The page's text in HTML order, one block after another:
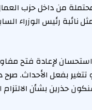
من داخل حزب
رئيس الوزراء السابقة
استحسان لإعادة فتح
بفعل الأحداث.
بشأن الالتزام